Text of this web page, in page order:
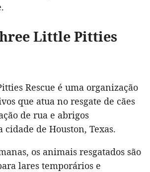
Little Pitties
Rescue é uma organização
que atua no resgate de cães
de rua e abrigos
cidade de Houston, Texas.
os animais resgatados são
lares temporários e